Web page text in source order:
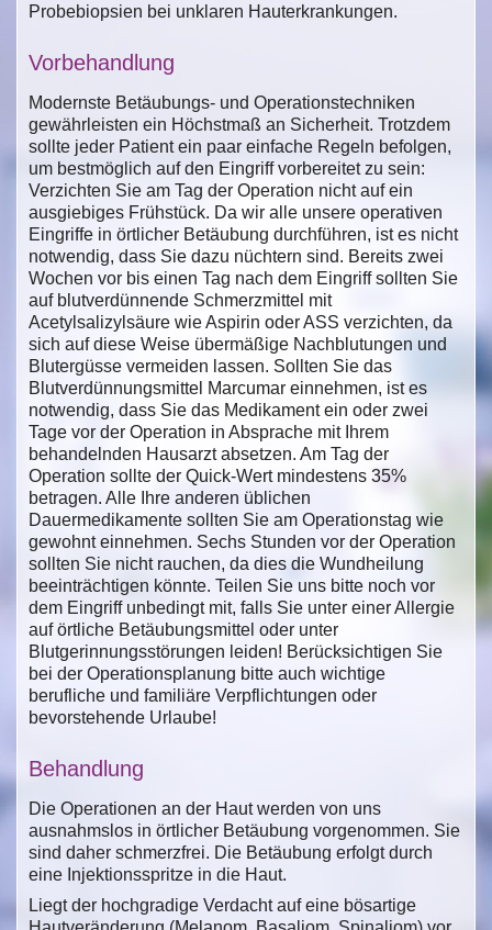
Probebiopsien bei unklaren Hauterkrankungen.
Vorbehandlung
Modernste Betäubungs- und Operationstechniken
gewährleisten ein Höchstmaß an Sicherheit. Trotzdem
sollte jeder Patient ein paar einfache Regeln befolgen,
um bestmöglich auf den Eingriff vorbereitet zu sein:
Verzichten Sie am Tag der Operation nicht auf ein
ausgiebiges Frühstück. Da wir alle unsere operativen
Eingriffe in örtlicher Betäubung durchführen, ist es nicht
notwendig, dass Sie dazu nüchtern sind. Bereits zwei
Wochen vor bis einen Tag nach dem Eingriff sollten Sie
auf blutverdünnende Schmerzmittel mit
Acetylsalizylsäure wie Aspirin oder ASS verzichten, da
sich auf diese Weise übermäßige Nachblutungen und
Blutergüsse vermeiden lassen. Sollten Sie das
Blutverdünnungsmittel Marcumar einnehmen, ist es
notwendig, dass Sie das Medikament ein oder zwei
Tage vor der Operation in Absprache mit Ihrem
behandelnden Hausarzt absetzen. Am Tag der
Operation sollte der Quick-Wert mindestens 35%
betragen. Alle Ihre anderen üblichen
Dauermedikamente sollten Sie am Operationstag wie
gewohnt einnehmen. Sechs Stunden vor der Operation
sollten Sie nicht rauchen, da dies die Wundheilung
beeinträchtigen könnte. Teilen Sie uns bitte noch vor
dem Eingriff unbedingt mit, falls Sie unter einer Allergie
auf örtliche Betäubungsmittel oder unter
Blutgerinnungsstörungen leiden! Berücksichtigen Sie
bei der Operationsplanung bitte auch wichtige
berufliche und familiäre Verpflichtungen oder
bevorstehende Urlaube!
Behandlung
Die Operationen an der Haut werden von uns
ausnahmslos in örtlicher Betäubung vorgenommen. Sie
sind daher schmerzfrei. Die Betäubung erfolgt durch
eine Injektionsspritze in die Haut.
Liegt der hochgradige Verdacht auf eine bösartige